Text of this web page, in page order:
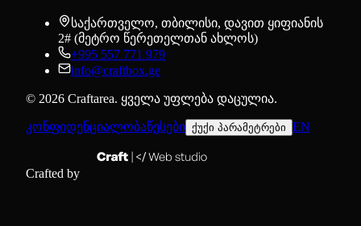
საქართველო, თბილისი, დავით ყიფიანის
2# (მეტრო წერეთელთან ახლოს)
+995 557 771 979
info@craftbox.ge
© 2026 Craftarea. ყველა უფლება დაცულია.
კონფიდენციალობაწესები ქუქი პარამეტრები EN
Crafted by